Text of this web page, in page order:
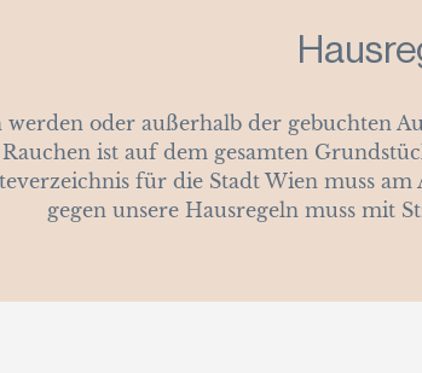
oder außerhalb der gebuchten
ist auf dem gesamten
für die Stadt Wien muss
gegen unsere Hausregeln muss mit